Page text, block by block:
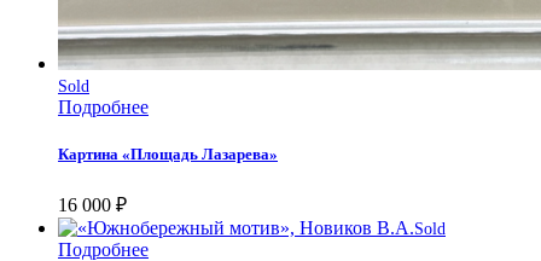
Sold
Подробнее
Картина «Площадь Лазарева»
16 000 ₽
Sold
Подробнее